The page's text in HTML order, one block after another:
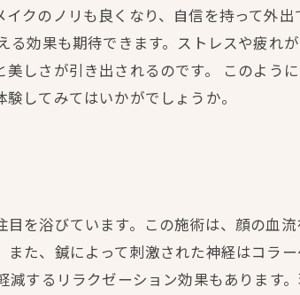
クのノリも良くなり、自信を持って外出
効果も期待できます。ストレスや疲れ
しさが引き出されるのです。 このよう
してみてはいかがでしょうか。
を浴びています。この施術は、顔の血
た、鍼によって刺激された神経はコラ
するリラクゼーション効果もあります